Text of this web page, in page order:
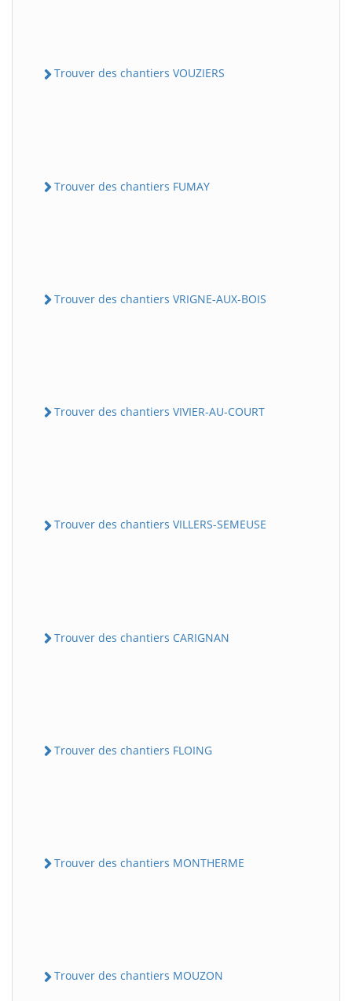
Trouver des chantiers VOUZIERS
Trouver des chantiers FUMAY
Trouver des chantiers VRIGNE-AUX-BOIS
Trouver des chantiers VIVIER-AU-COURT
Trouver des chantiers VILLERS-SEMEUSE
Trouver des chantiers CARIGNAN
Trouver des chantiers FLOING
Trouver des chantiers MONTHERME
Trouver des chantiers MOUZON